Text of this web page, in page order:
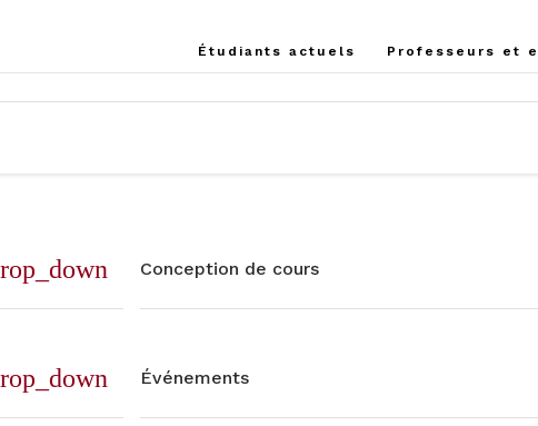
Étudiants actuels Professeurs et
Conception de cours
Événements